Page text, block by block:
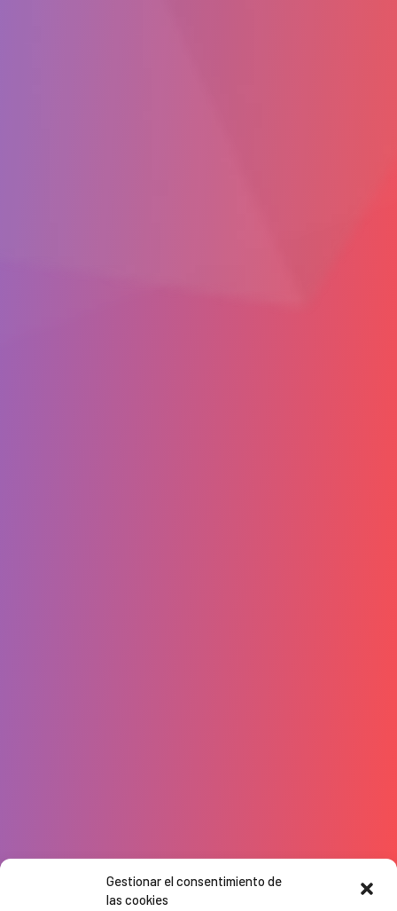
Gestionar el consentimiento de
las cookies